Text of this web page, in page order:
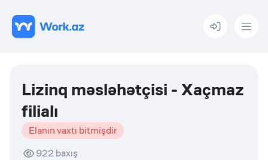
Menu
Lizinq məsləhətçisi - Xaçmaz
filialı
Elanın vaxtı bitmişdir
922 baxış